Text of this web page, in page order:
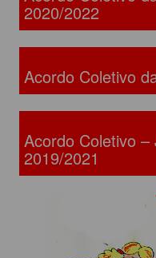
2020/2022
Acordo Coletivo
Acordo Coletivo –
2019/2021